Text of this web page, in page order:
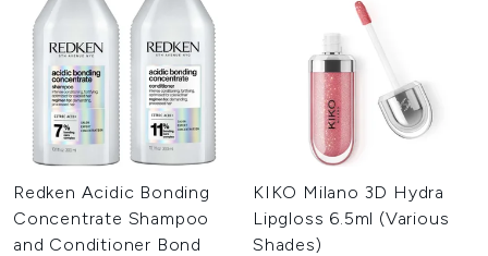
Redken Acidic Bonding
Concentrate Shampoo
and Conditioner Bond
KIKO Milano 3D Hydra
Lipgloss 6.5ml (Various
Shades)